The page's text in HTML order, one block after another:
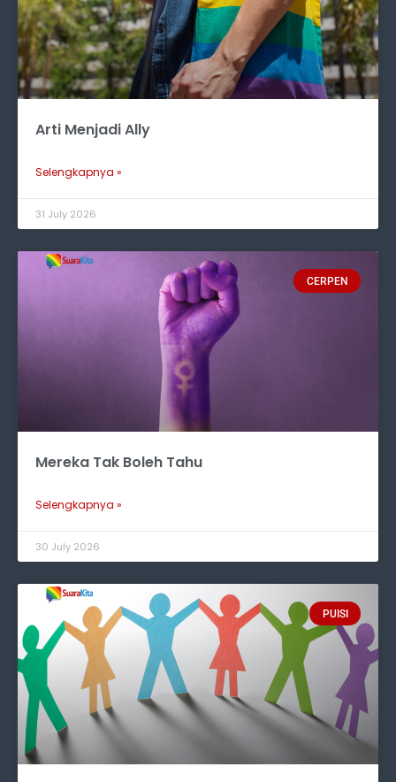
Arti Menjadi Ally
Selengkapnya »
31 July 2026
CERPEN
Mereka Tak Boleh Tahu
Selengkapnya »
30 July 2026
PUISI